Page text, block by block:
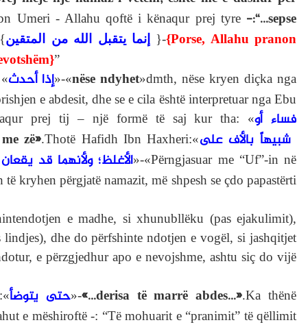
Umeri - Allahu qoftë i kënaqur prej tyre -:“…sepse
{إنما يتقبل الله من المتقين }-{Porse, Allahu pranon
}”
إذا أحدث»-«nëse ndyhet»dmth, nëse kryen diçka nga
e abdesit, dhe se e cila është interpretuar nga Ebu
prej tij – një formë të saj kur tha: «فساء أو
zë».Thotë Hafidh Ibn Haxheri:«شبيهاً بالأف على
الأغلظ؛ ولأنهما قد»-«Përngjasuar me “Uf”-in në
kryhen përgjatë namazit, më shpesh se çdo papastërti
e madhe, si xhunubllëku (pas ejakulimit),
lindjes), dhe do përfshinte ndotjen e vogël, si jashqitjet
e përzgjedhur apo e nevojshme, ashtu siç do vijë
حتى يتوضأ»-«…derisa të marrë abdes…».Ka thënë
e mëshiroftë -: “Të mohuarit e “pranimit” të qëllimit